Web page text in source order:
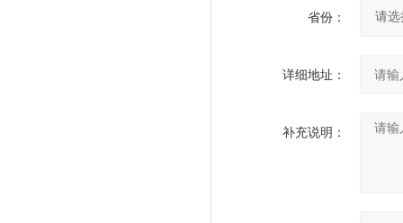
省份：
详细地址：
补充说明：